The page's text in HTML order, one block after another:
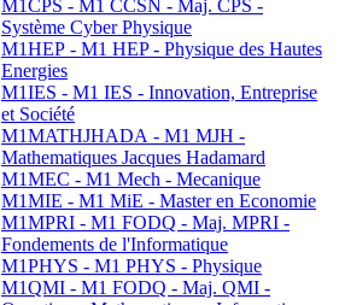
M1CPS - M1 CCSN - Maj. CPS -
Système Cyber Physique
M1HEP - M1 HEP - Physique des Hautes
Energies
M1IES - M1 IES - Innovation, Entreprise
et Société
M1MATHJHADA - M1 MJH -
Mathematiques Jacques Hadamard
M1MEC - M1 Mech - Mecanique
M1MIE - M1 MiE - Master en Economie
M1MPRI - M1 FODQ - Maj. MPRI -
Fondements de l'Informatique
M1PHYS - M1 PHYS - Physique
M1QMI - M1 FODQ - Maj. QMI -